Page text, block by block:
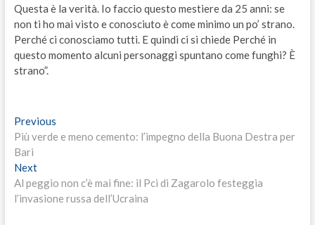
Questa è la verità. Io faccio questo mestiere da 25 anni: se
non ti ho mai visto e conosciuto è come minimo un po’ strano.
Perché ci conosciamo tutti. E quindi ci si chiede Perché in
questo momento alcuni personaggi spuntano come funghi? È
strano”.
Navigazione
articoli
PreviousPrevious
post:
Più verde e meno cemento: l’impegno della Buona Destra per
Bari
NextNext
post:
Al peggio non c’è mai fine: il Pci di Zagarolo festeggia
l’invasione russa dell’Ucraina